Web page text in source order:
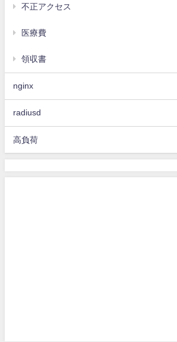
不正アクセス
医療費
領収書
nginx
radiusd
高負荷